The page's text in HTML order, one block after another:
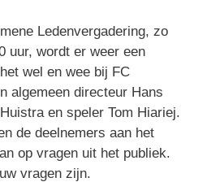
Ledenvergadering, zo
uur, wordt er weer een
wel en wee bij FC
algemeen directeur Hans
en speler Tom Hiariej.
de deelnemers aan het
op vragen uit het publiek.
vragen zijn.